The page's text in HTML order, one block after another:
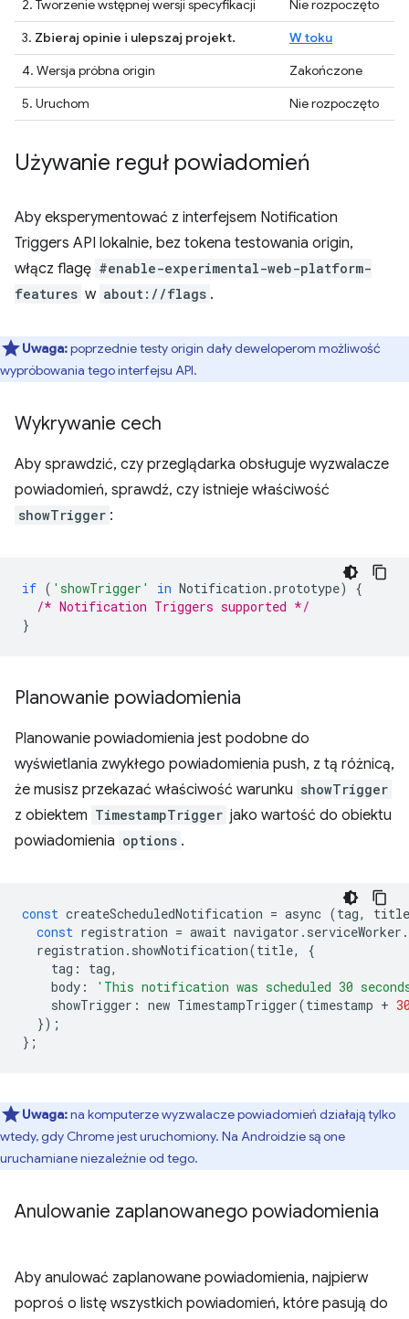
2. Tworzenie wstępnej wersji specyfikacji
Nie rozpoczęto
3. Zbieraj opinie i ulepszaj projekt.
W toku
4. Wersja próbna origin
Zakończone
5. Uruchom
Nie rozpoczęto
Używanie reguł powiadomień
Aby eksperymentować z interfejsem Notification
Triggers API lokalnie, bez tokena testowania origin,
włącz flagę #enable-experimental-web-platform-
features w about://flags .
Uwaga:poprzednie testy origin dały deweloperom możliwość
wypróbowania tego interfejsu API.
Wykrywanie cech
Aby sprawdzić, czy przeglądarka obsługuje wyzwalacze
powiadomień, sprawdź, czy istnieje właściwość
showTrigger :
if ( 'showTrigger' in Notification .prototype)
{
/* Notification Triggers supported */
}
Planowanie powiadomienia
Planowanie powiadomienia jest podobne do
wyświetlania zwykłego powiadomienia push, z tą różnicą,
że musisz przekazać właściwość warunku showTrigger
z obiektem TimestampTrigger jako wartość do obiektu
powiadomienia options .
const createScheduledNotification = async (tag,
title
const registration = await navigator . serviceWorker .
registration . showNotification(title,
{
tag : tag,
body :
'This notification was scheduled 30
showTrigger : new TimestampTrigger(timestamp +
});
};
Uwaga:na komputerze wyzwalacze powiadomień działają tylko
wtedy, gdy Chrome jest uruchomiony. Na Androidzie są one
uruchamiane niezależnie od tego.
Anulowanie zaplanowanego powiadomienia
Aby anulować zaplanowane powiadomienia, najpierw
poproś o listę wszystkich powiadomień, które pasują do